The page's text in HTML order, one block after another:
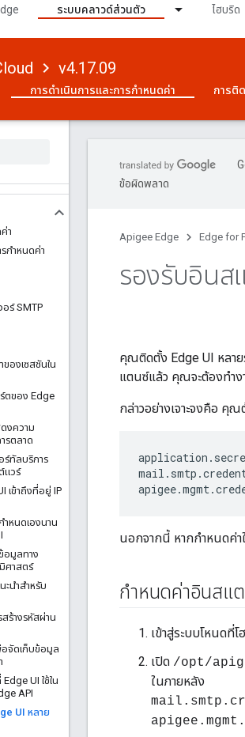
ระบบคลาวด์ส่วนตัว ไฮบริด
v4.17.09
การดําเนินการและการกําหนดค่า การติ
า
กําหนดค่า
อร์ SMTP
ของเซสชันใน
ตของ Edge
ดงความ
รตลาด
ร์ทัลบริการ
แวร์
เข้าถึงที่อยู่ IP
าหนดเองนาน
อมูลทาง
ศาสตร์
ะนําสําหรับ
ร้างรหัสผ่าน
อจัดเก็บข้อมูล
UI ใช้ใน
API
UI หลาย
ข้อผิดพลาด
Apigee Edge Edge for
รองรับอินส
คุณติดตั้ง Edge UI หลา
แตนซ์แล้ว คุณจะต้องทำ
กล่าวอย่างเจาะจงคือ คุ
นอกจากนี้ หากกําหนดค่า
กำหนดค่าอินสแต
เข้าสู่ระบบโหนดที่
เปิด /opt/
ในภายหลัง